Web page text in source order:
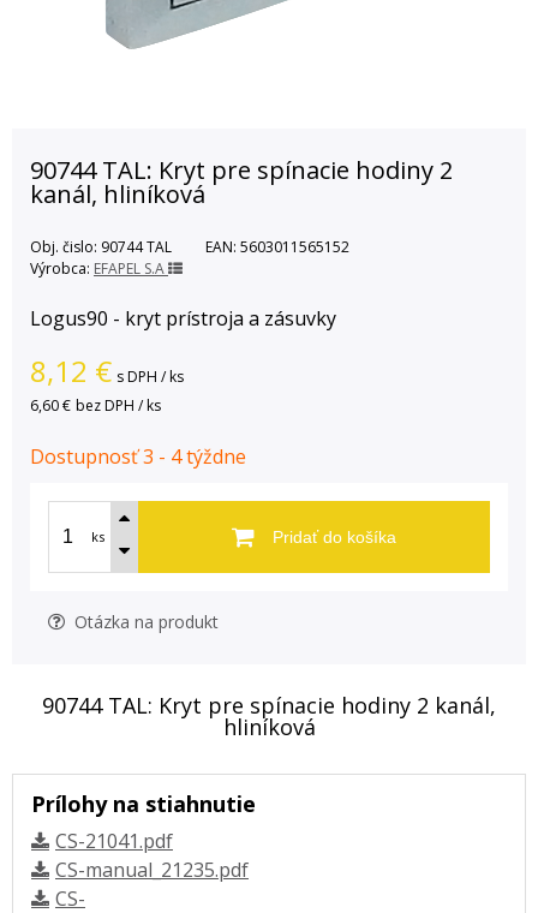
90744 TAL: Kryt pre spínacie hodiny 2
kanál, hliníková
Obj. čislo: 90744 TAL EAN: 5603011565152
Výrobca: EFAPEL S.A
Logus90 - kryt prístroja a zásuvky
8,12 € s DPH / ks
6,60 € bez DPH / ks
Dostupnosť 3 - 4 týždne
ks Pridať do košíka
Otázka na produkt
90744 TAL: Kryt pre spínacie hodiny 2 kanál,
hliníková
Prílohy na stiahnutie
CS-21041.pdf
CS-manual_21235.pdf
CS-